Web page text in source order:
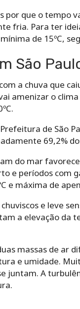
que o tempo
fria. Para ter
de 15ºC,
São
a chuva que
amenizar o
de São
69,2%
do mar
e períodos com
e máxima de
e leve
a elevação da
massas de ar
e umidade.
juntam. A